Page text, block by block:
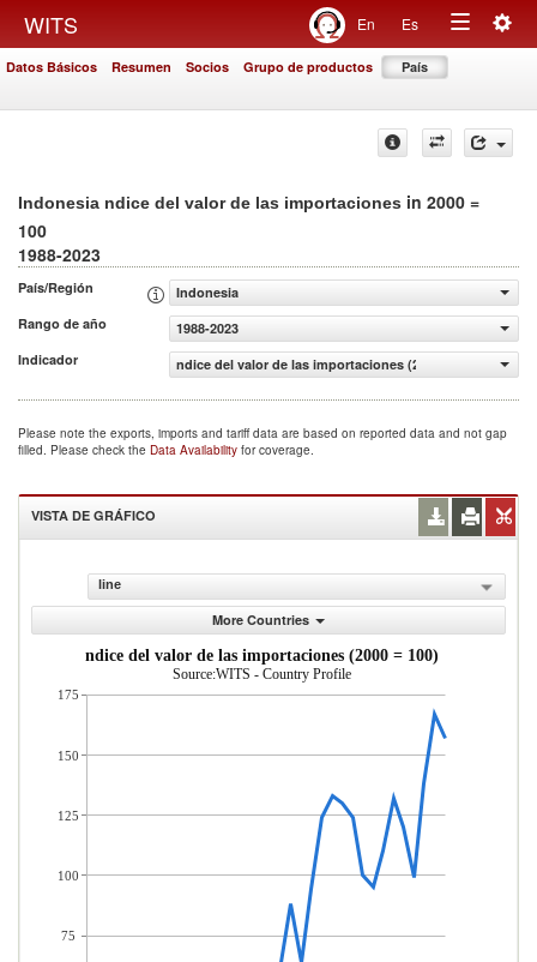
WITS En Es
Toggle
Datos Básicos Resumen Socios Grupo de productos País
Indonesia ndice del valor de las importaciones in 2000 =
100
1988-2023
País/Región
Indonesia
Rango de año
1988-2023
Indicador
ndice del valor de las importaciones (2000 = 100)
Please note the exports, imports and tariff data are based on reported data and not gap
filled. Please check the Data Availability for coverage.
VISTA DE GRÁFICO
line
More Countries
ndice del valor de las importaciones (2000 = 100)
Source:WITS - Country Profile
175
150
125
100
75